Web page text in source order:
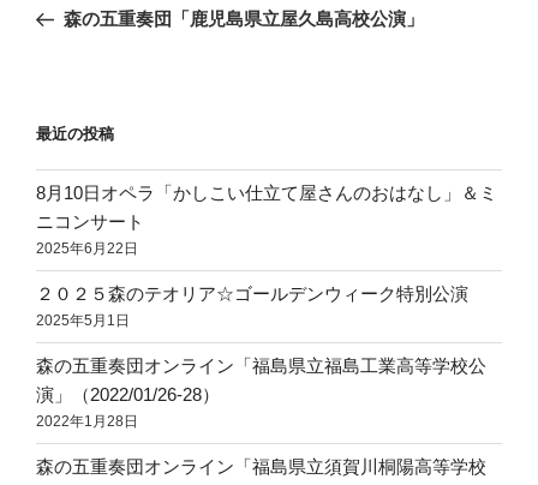
ナ
ー
シ
ョ
ン
の
森の五重奏団「鹿児島県立屋久島高校公演」
最近の投稿
8月10日オペラ「かしこい仕立て屋さんのおはなし」＆ミ
ニコンサート
2025年6月22日
２０２５森のテオリア☆ゴールデンウィーク特別公演
2025年5月1日
森の五重奏団オンライン「福島県立福島工業高等学校公
演」（2022/01/26-28）
2022年1月28日
森の五重奏団オンライン「福島県立須賀川桐陽高等学校